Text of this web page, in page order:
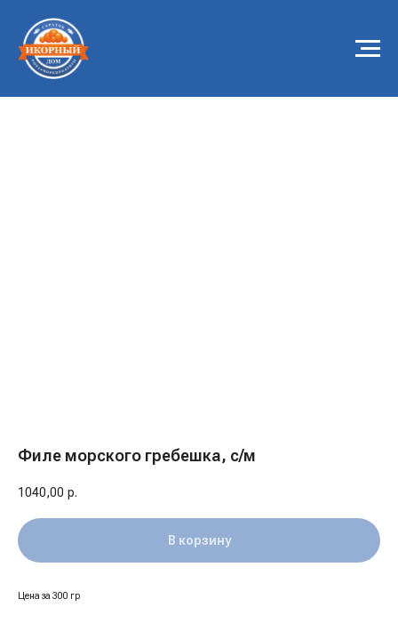
Филе морского гребешка, с/м
1040,00 р.
В корзину
Цена за 300 гр